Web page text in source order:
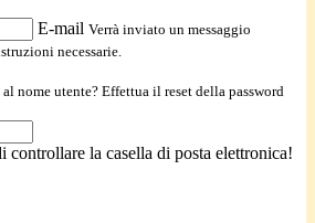
E-mail Verrà inviato un messaggio
necessarie.
nome utente? Effettua il reset della password
controllare la casella di posta elettronica!